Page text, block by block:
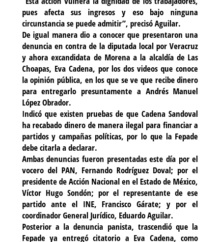
pues afecta sus ingresos y eso bajo ninguna
circunstancia se puede admitir”, precisó Aguilar.
De igual manera dio a conocer que presentaron una
denuncia en contra de la diputada local por Veracruz
y ahora excandidata de Morena a la alcaldía de Las
Choapas, Eva Cadena, por los dos videos que conoce
la opinión pública, en los que se ve que recibe dinero
para entregarlo presuntamente a Andrés Manuel
López Obrador.
Indicó que existen pruebas de que Cadena Sandoval
ha recabado dinero de manera ilegal para financiar a
partidos y campañas políticas, por lo que la Fepade
debe citarla a declarar.
Ambas denuncias fueron presentadas este día por el
vocero del PAN, Fernando Rodríguez Doval; por el
presidente de Acción Nacional en el Estado de México,
Víctor Hugo Sondón; por el representante de ese
partido ante el INE, Francisco Gárate; y por el
coordinador General Jurídico, Eduardo Aguilar.
Posterior a la denuncia panista, trascendió que la
Fepade ya entregó citatorio a Eva Cadena, como